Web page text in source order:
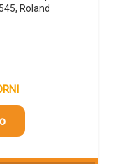
Roland